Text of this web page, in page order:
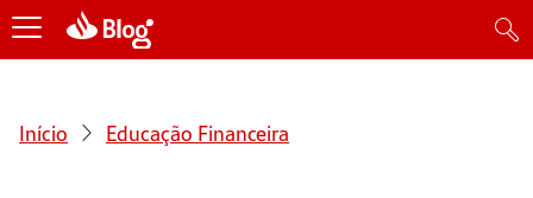
Início Educação Financeira